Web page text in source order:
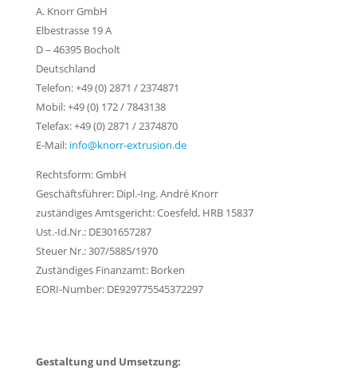
A. Knorr GmbH
Elbestrasse 19 A
D – 46395 Bocholt
Deutschland
Telefon: +49 (0) 2871 / 2374871
Mobil: +49 (0) 172 / 7843138
Telefax: +49 (0) 2871 / 2374870
E-Mail: info@knorr-extrusion.de
Rechtsform: GmbH
Geschäftsführer: Dipl.-Ing. André Knorr
zuständiges Amtsgericht: Coesfeld, HRB 15837
Ust.-Id.Nr.: DE301657287
Steuer Nr.: 307/5885/1970
Zuständiges Finanzamt: Borken
EORI-Number: DE929775545372297
Gestaltung und Umsetzung: